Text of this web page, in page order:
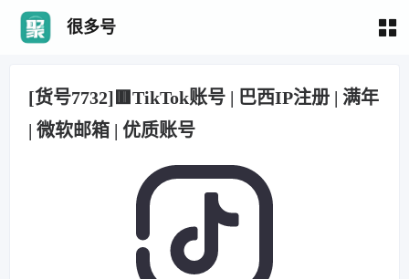
很多号
[货号7732]🟥TikTok账号 | 巴西IP注册 | 满年
| 微软邮箱 | 优质账号